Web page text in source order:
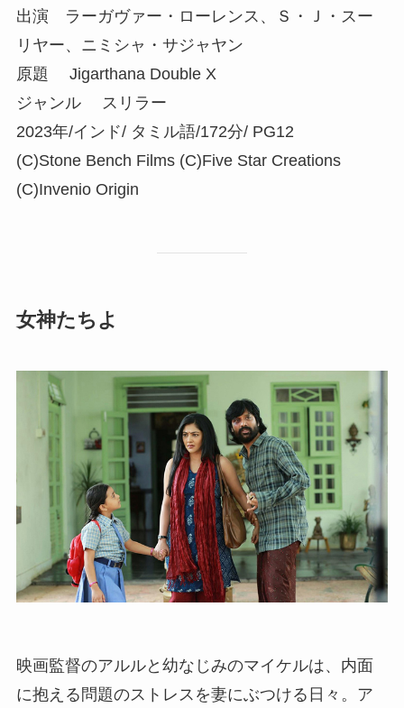
出演 ラーガヴァー・ローレンス、Ｓ・Ｊ・スー
リヤー、ニミシャ・サジャヤン
原題 Jigarthana Double X
ジャンル スリラー
2023年/インド/ タミル語/172分/ PG12
(C)Stone Bench Films (C)Five Star Creations
(C)Invenio Origin
女神たちよ
映画監督のアルルと幼なじみのマイケルは、内面
に抱える問題のストレスを妻にぶつける日々。ア